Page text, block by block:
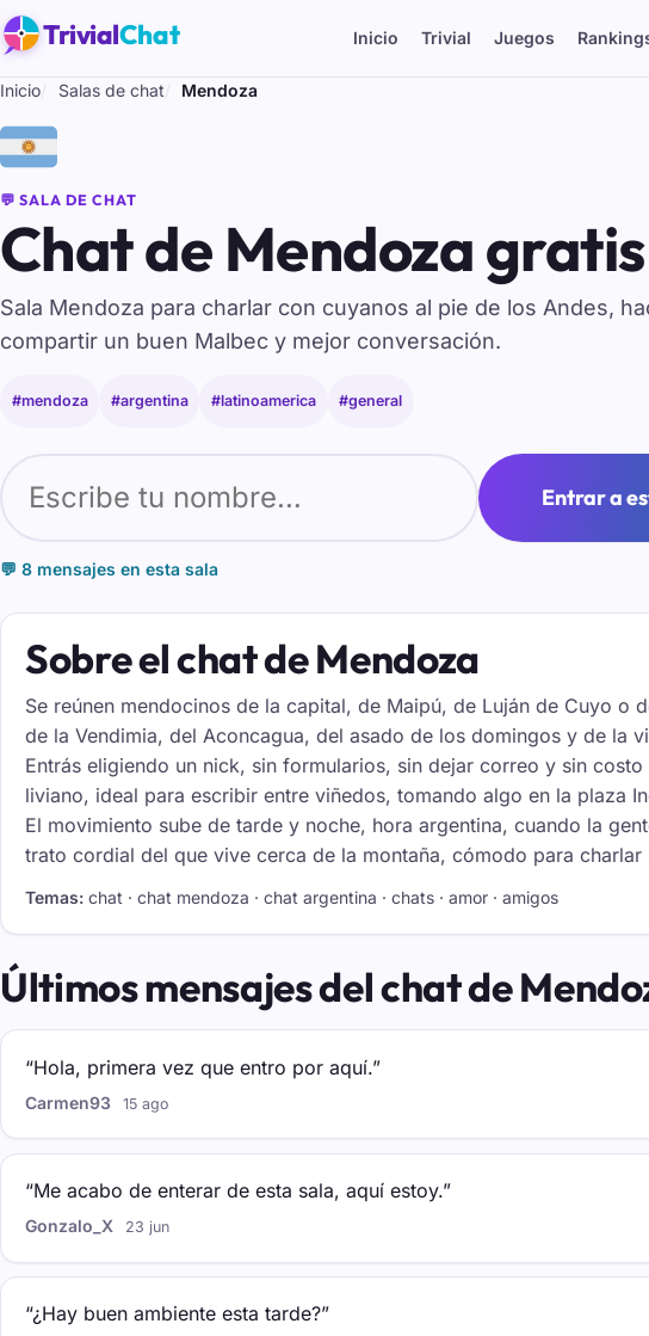
TrivialChat Inicio Trivial Juegos
Inicio Salas de chat Mendoza
🇦🇷
💬 SALA DE CHAT
Chat de Mendoza gratis
Sala Mendoza para charlar con cuyanos al pie de los Andes,
compartir un buen Malbec y mejor conversación.
#mendoza #argentina #latinoamerica #general
Entrar a
💬 8 mensajes en esta sala
Sobre el chat de Mendoza
Se reúnen mendocinos de la capital, de Maipú, de Luján de Cuyo o
de la Vendimia, del Aconcagua, del asado de los domingos y de
Entrás eligiendo un nick, sin formularios, sin dejar correo y sin
liviano, ideal para escribir entre viñedos, tomando algo en la plaza
El movimiento sube de tarde y noche, hora argentina, cuando la
trato cordial del que vive cerca de la montaña, cómodo para
Temas: chat · chat mendoza · chat argentina · chats · amor · amigos
Últimos mensajes del chat de
“Hola, primera vez que entro por aquí.”
Carmen93 15 ago
“Me acabo de enterar de esta sala, aquí estoy.”
Gonzalo_X 23 jun
“¿Hay buen ambiente esta tarde?”